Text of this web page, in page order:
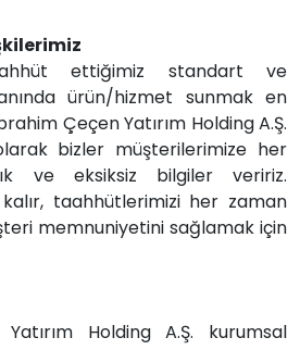
ettiğimiz standart ve
ürün/hizmet sunmak en
Çeçen Yatırım Holding A.Ş.
bizler müşterilerimize her
ve eksiksiz bilgiler veririz.
taahhütlerimizi her zaman
memnuniyetini sağlamak için
Holding A.Ş. kurumsal